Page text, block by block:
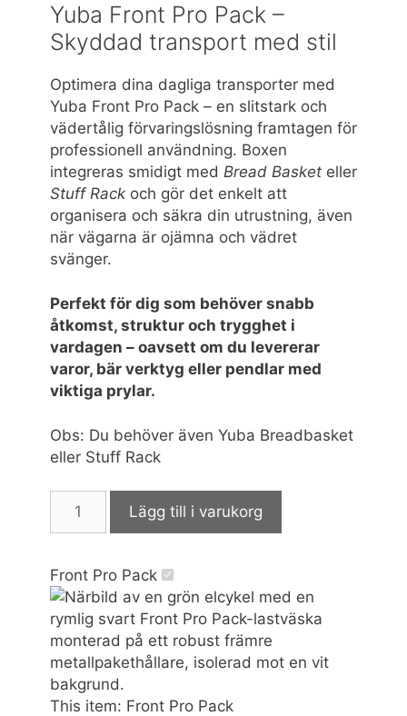
Yuba Front Pro Pack –
Skyddad transport med stil
Optimera dina dagliga transporter med
Yuba Front Pro Pack – en slitstark och
vädertålig förvaringslösning framtagen för
professionell användning. Boxen
integreras smidigt med Bread Basket eller
Stuff Rack och gör det enkelt att
organisera och säkra din utrustning, även
när vägarna är ojämna och vädret
svänger.
Perfekt för dig som behöver snabb
åtkomst, struktur och trygghet i
vardagen – oavsett om du levererar
varor, bär verktyg eller pendlar med
viktiga prylar.
Obs: Du behöver även Yuba Breadbasket
eller Stuff Rack
mängd
Lägg till i varukorg
Front Pro Pack
This item: Front Pro Pack
personligt
identifierbara
uppgifter.
Statistik
Statistik-cookies
används för att
förstå hur besökare
interagerar med
webbplatsen.
Dessa cookies
hjälper till att ge
information om
mätvärden, antal
avvisningsfrekvens,
trafikkälla etc.
Upplevelse
används för att
förstå och
analysera de
på webbplatsen
som hjälper till att
användarupplevelse
för besökarna. Om
du nekar dessa
cookies kommer
viss funktionalitet
att försvinna från
hemsidan.